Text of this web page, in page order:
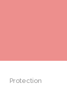
Protection